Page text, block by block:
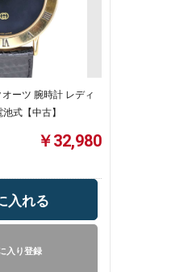
ーツ 腕時計 レディ
式【中古】
￥32,980
入れる
入り登録